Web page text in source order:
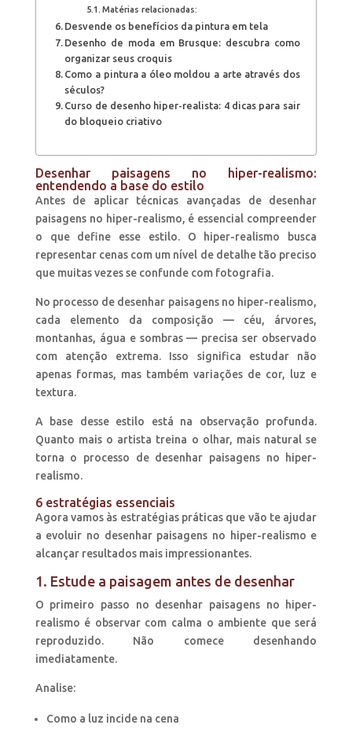
Matérias relacionadas:
Desvende os benefícios da pintura em tela
Desenho de moda em Brusque: descubra como
organizar seus croquis
Como a pintura a óleo moldou a arte através dos
séculos?
Curso de desenho hiper-realista: 4 dicas para sair
do bloqueio criativo
Desenhar paisagens no hiper-realismo:
entendendo a base do estilo
Antes de aplicar técnicas avançadas de desenhar
paisagens no hiper-realismo, é essencial compreender
o que define esse estilo. O hiper-realismo busca
representar cenas com um nível de detalhe tão preciso
que muitas vezes se confunde com fotografia.
No processo de desenhar paisagens no hiper-realismo,
cada elemento da composição — céu, árvores,
montanhas, água e sombras — precisa ser observado
com atenção extrema. Isso significa estudar não
apenas formas, mas também variações de cor, luz e
textura.
A base desse estilo está na observação profunda.
Quanto mais o artista treina o olhar, mais natural se
torna o processo de desenhar paisagens no hiper-
realismo.
6 estratégias essenciais
Agora vamos às estratégias práticas que vão te ajudar
a evoluir no desenhar paisagens no hiper-realismo e
alcançar resultados mais impressionantes.
1. Estude a paisagem antes de desenhar
O primeiro passo no desenhar paisagens no hiper-
realismo é observar com calma o ambiente que será
reproduzido. Não comece desenhando
imediatamente.
Analise:
Como a luz incide na cena